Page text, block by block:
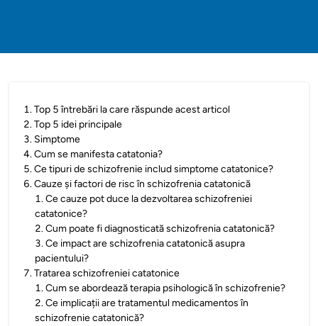
1.Top 5 întrebări la care răspunde acest articol
2.Top 5 idei principale
3. Simptome
4.Cum se manifesta catatonia?
5.Ce tipuri de schizofrenie includ simptome catatonice?
6.Cauze și factori de risc în schizofrenia catatonică
1.Ce cauze pot duce la dezvoltarea schizofreniei
catatonice?
2.Cum poate fi diagnosticată schizofrenia catatonică?
3.Ce impact are schizofrenia catatonică asupra
pacientului?
7.Tratarea schizofreniei catatonice
1.Cum se abordează terapia psihologică în schizofrenie?
2.Ce implicații are tratamentul medicamentos în
schizofrenie catatonică?